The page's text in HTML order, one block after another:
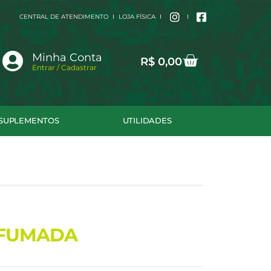
CENTRAL DE ATENDIMENTO LOJA FÍSICA
Minha Conta
Entrar / Cadastrar R$ 0,00Cart
UTILIDADES